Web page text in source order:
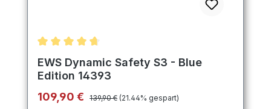
Durchschnittliche Bewertung von 4.8 von 5
EWS Dynamic Safety S3 - Blue
Edition 14393
Verkaufspreis:
109,90 € Regulärer Preis:
139,90 € (21.44% gespart)